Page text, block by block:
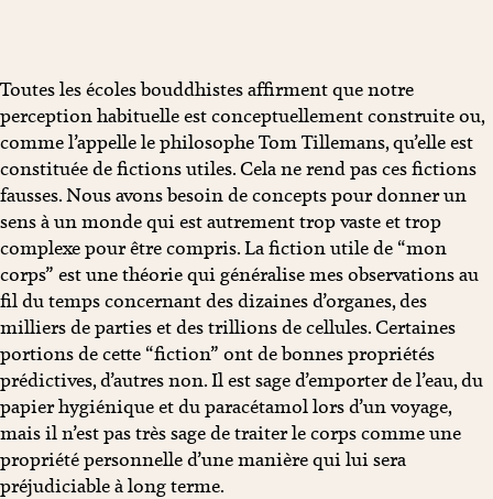
Toutes les écoles bouddhistes affirment que notre
perception habituelle est conceptuellement construite ou,
comme l’appelle le philosophe Tom Tillemans, qu’elle est
constituée de fictions utiles. Cela ne rend pas ces fictions
fausses. Nous avons besoin de concepts pour donner un
sens à un monde qui est autrement trop vaste et trop
complexe pour être compris. La fiction utile de “mon
corps” est une théorie qui généralise mes observations au
fil du temps concernant des dizaines d’organes, des
milliers de parties et des trillions de cellules. Certaines
portions de cette “fiction” ont de bonnes propriétés
prédictives, d’autres non. Il est sage d’emporter de l’eau, du
papier hygiénique et du paracétamol lors d’un voyage,
mais il n’est pas très sage de traiter le corps comme une
propriété personnelle d’une manière qui lui sera
préjudiciable à long terme.